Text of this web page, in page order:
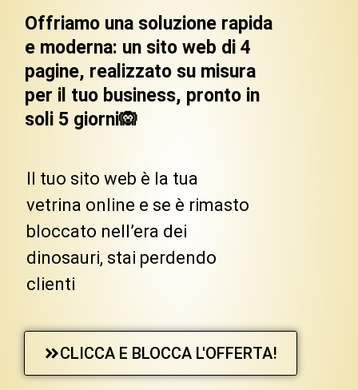
Offriamo una soluzione rapida
e moderna: un sito web di 4
pagine, realizzato su misura
per il tuo business, pronto in
soli 5 giorni🙉
Il tuo sito web è la tua
vetrina online e se è rimasto
bloccato nell’era dei
dinosauri, stai perdendo
clienti
CLICCA E BLOCCA L'OFFERTA!